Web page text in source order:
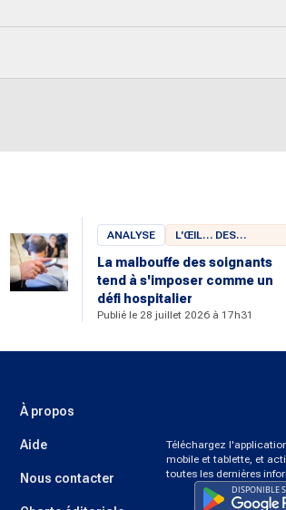
ANALYSE
L'ŒIL… DES
CHERCHEURS
La malbouffe des soignants
tend à s'imposer comme un
défi hospitalier
Publié le 28 juillet 2026 à 17h31
À propos
Aide
Nous contacter
Téléchargez
mobile et tablette, et
toutes les dernières